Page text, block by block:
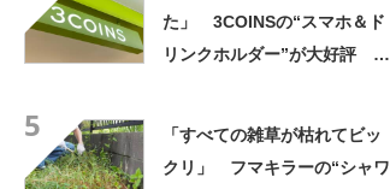
た」 3COINSの“スマホ＆ド
リンクホルダー”が大好評
5
「すべての雑草が枯れてビッ
クリ」 フマキラーの“シャワ